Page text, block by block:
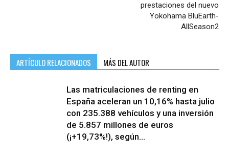
prestaciones del nuevo
Yokohama BluEarth-
AllSeason2
ARTÍCULO RELACIONADOS MÁS DEL AUTOR
Las matriculaciones de renting en
España aceleran un 10,16% hasta julio
con 235.388 vehículos y una inversión
de 5.857 millones de euros
(¡+19,73%!), según...